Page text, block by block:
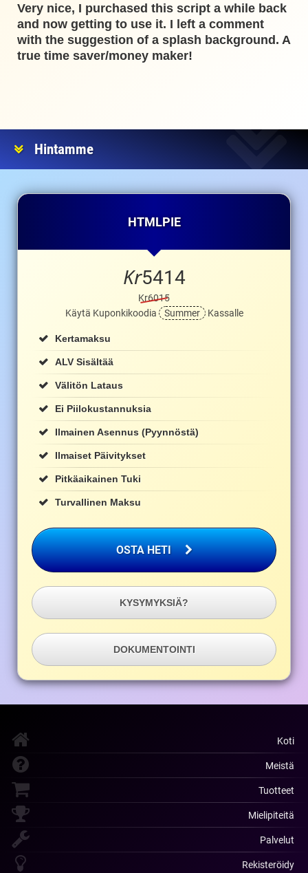
Very nice, I purchased this script a while back
and now getting to use it. I left a comment
with the suggestion of a splash background. A
true time saver/money maker!
Hintamme
HTMLPIE
Kr5414
Kr6015
Käytä Kuponkikoodia
Summer Kassalle
Kertamaksu
ALV Sisältää
Välitön Lataus
Ei Piilokustannuksia
Ilmainen Asennus (pyynnöstä)
Ilmaiset Päivitykset
Pitkäaikainen Tuki
Turvallinen Maksu
OSTA HETI
KYSYMYKSIÄ?
DOKUMENTOINTI
Koti
Meistä
Tuotteet
Mielipiteitä
Palvelut
Rekisteröidy